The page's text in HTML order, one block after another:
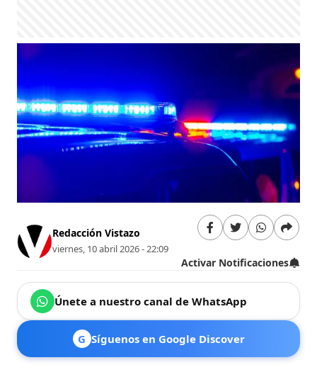
Redacción Vistazo
viernes, 10 abril 2026 - 22:09
Activar Notificaciones
Únete a nuestro canal de WhatsApp
G Síguenos en Google Discover